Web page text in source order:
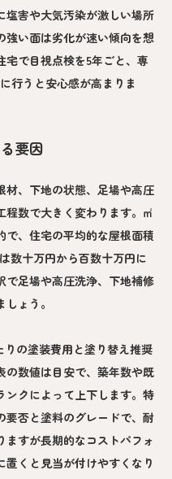
塩害や大気汚染が激しい場所
強い面は劣化が速い傾向を想
で目視点検を5年ごと、専
行うと安心感が高まりま
要因
材、下地の状態、足場や高圧
数で大きく変わります。㎡
で、住宅の平均的な屋根面積
数十万円から百数十万円に
で足場や高圧洗浄、下地補修
ょう。
の塗装費用と塗り替え推奨
の数値は目安で、築年数や既
ンクによって上下します。特
要否と塗料のグレードで、耐
すが長期的なコストパフォ
くと見当が付けやすくなり